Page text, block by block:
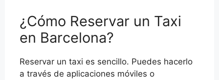
¿Cómo Reservar un Taxi
en Barcelona?
Reservar un taxi es sencillo. Puedes hacerlo
a través de aplicaciones móviles o